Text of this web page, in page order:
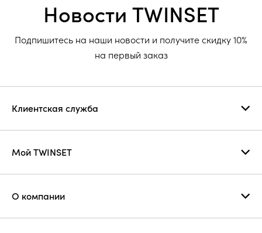
Новости TWINSET
Подпишитесь на наши новости и получите скидку 10%
на первый заказ
Клиентская служба
Мой TWINSET
О компании